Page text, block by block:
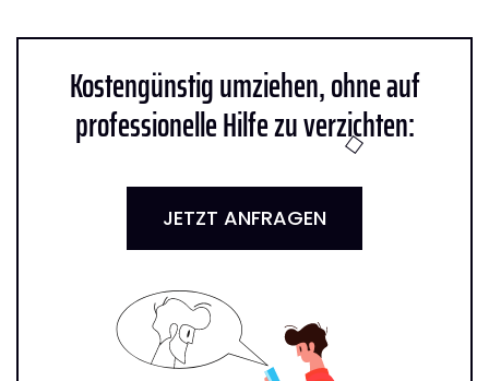
Kostengünstig umziehen, ohne auf
professionelle Hilfe zu verzichten:
JETZT ANFRAGEN